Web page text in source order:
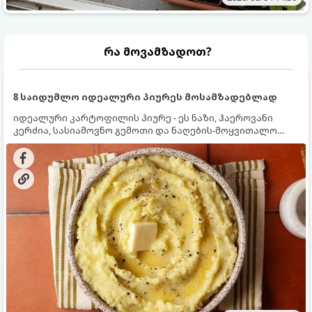
რა მოვამზადოთ?
8 საიდუმლო იდეალური პიურეს მოსამზადებლად
იდეალური კარტოფილის პიურე - ეს ნაზი, ჰაეროვანი
კერძია, სასიამოვნო გემოთი და ნაღების-მოყვითალო
ფერით. მისი მომზადება ძალიან მარტივია, მაგრამ
არსებობს რამდენიმე საიდუმლო, რომლებიც უნდა
იცოდეთ, რომ პიურე იდეალურად გემრიელი გამოვიდეს.